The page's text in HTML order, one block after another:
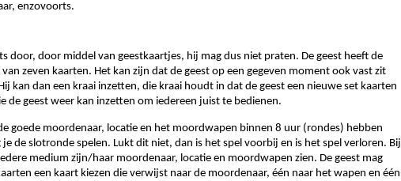
enzovoorts.
door, door middel van geestkaartjes, hij mag dus niet praten. De geest heeft de
zeven kaarten. Het kan zijn dat de geest op een gegeven moment ook vast zit
kan dan een kraai inzetten, die kraai houdt in dat de geest een nieuwe set kaarten
de geest weer kan inzetten om iedereen juist te bedienen.
goede moordenaar, locatie en het moordwapen binnen 8 uur (rondes) hebben
je de slotronde spelen. Lukt dit niet, dan is het spel voorbij en is het spel verloren. Bij
medium zijn/haar moordenaar, locatie en moordwapen zien. De geest mag
een kaart kiezen die verwijst naar de moordenaar, één naar het wapen en één